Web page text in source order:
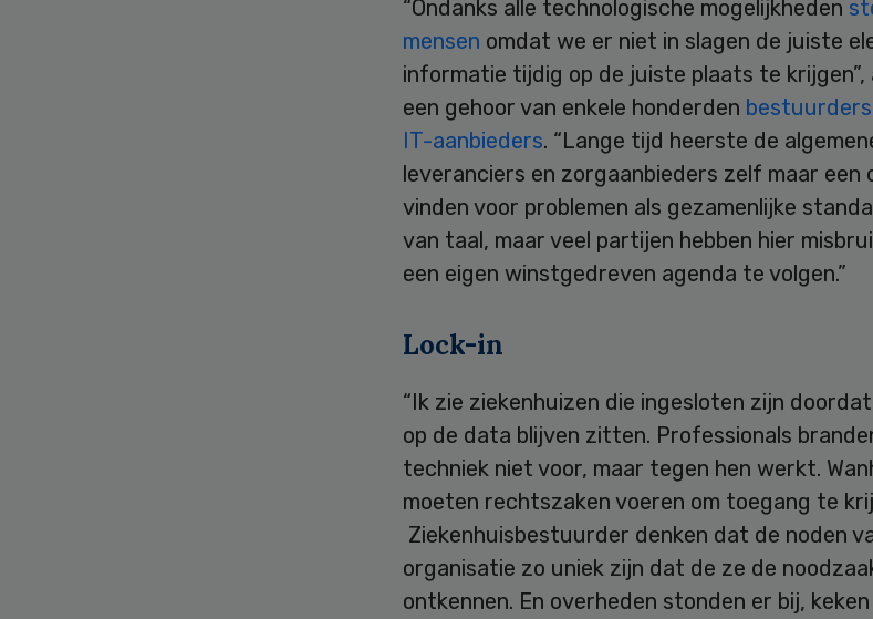
“Ondanks alle technologische mogelijkheden
mensen omdat we er niet in slagen de juiste
informatie tijdig op de juiste plaats te krijgen”,
een gehoor van enkele honderden
IT-aanbieders. “Lange tijd heerste de
leveranciers en zorgaanbieders zelf maar een
vinden voor problemen als gezamenlijke
van taal, maar veel partijen hebben hier
een eigen winstgedreven agenda te volgen.”
Lock-in
“Ik zie ziekenhuizen die ingesloten zijn
op de data blijven zitten. Professionals
techniek niet voor, maar tegen hen werkt.
moeten rechtszaken voeren om toegang te
Ziekenhuisbestuurder denken dat de noden
organisatie zo uniek zijn dat de ze de
ontkennen. En overheden stonden er bij,